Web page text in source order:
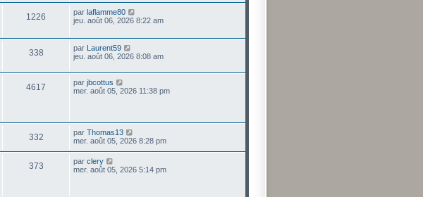
1226 par laflamme80
jeu. août 06, 2026 8:22 am
338 par Laurent59
jeu. août 06, 2026 8:08 am
4617 par jbcottus
mer. août 05, 2026 11:38 pm
332 par Thomas13
mer. août 05, 2026 8:28 pm
373 par clery
mer. août 05, 2026 5:14 pm